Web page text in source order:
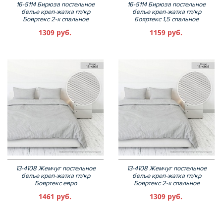
16-5114 Бирюза постельное
белье креп-жатка гл/кр
Бояртекс 2-х спальное
1309 руб.
16-5114 Бирюза постельное
белье креп-жатка гл/кр
Бояртекс 1,5 спальное
1159 руб.
13-4108 Жемчуг постельное
белье креп-жатка гл/кр
Бояртекс евро
1461 руб.
13-4108 Жемчуг постельное
белье креп-жатка гл/кр
Бояртекс 2-х спальное
1309 руб.